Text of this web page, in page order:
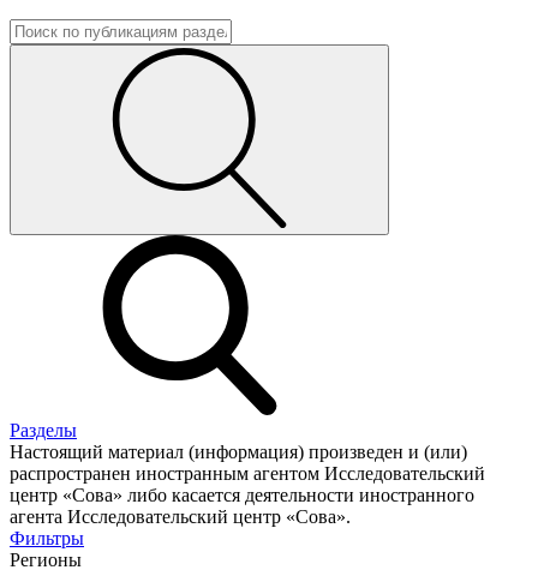
Разделы
Настоящий материал (информация) произведен и (или)
распространен иностранным агентом Исследовательский
центр «Сова» либо касается деятельности иностранного
агента Исследовательский центр «Сова».
Фильтры
Регионы